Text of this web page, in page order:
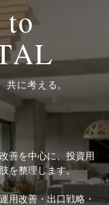
to
に考える。
善を中心に、投資用
を整理します。
用改善・出口戦略・